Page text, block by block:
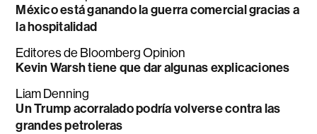
México está ganando la guerra comercial gracias a
la hospitalidad
Editores de Bloomberg Opinion
Kevin Warsh tiene que dar algunas explicaciones
Liam Denning
Un Trump acorralado podría volverse contra las
grandes petroleras